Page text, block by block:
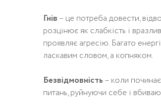
Гнів – це потреба довести,
розцінює як слабкість і
проявляє агресію. Багато
ласкавим словом, а копняком.
Безвідмовність – коли
питань, руйнуючи себе і